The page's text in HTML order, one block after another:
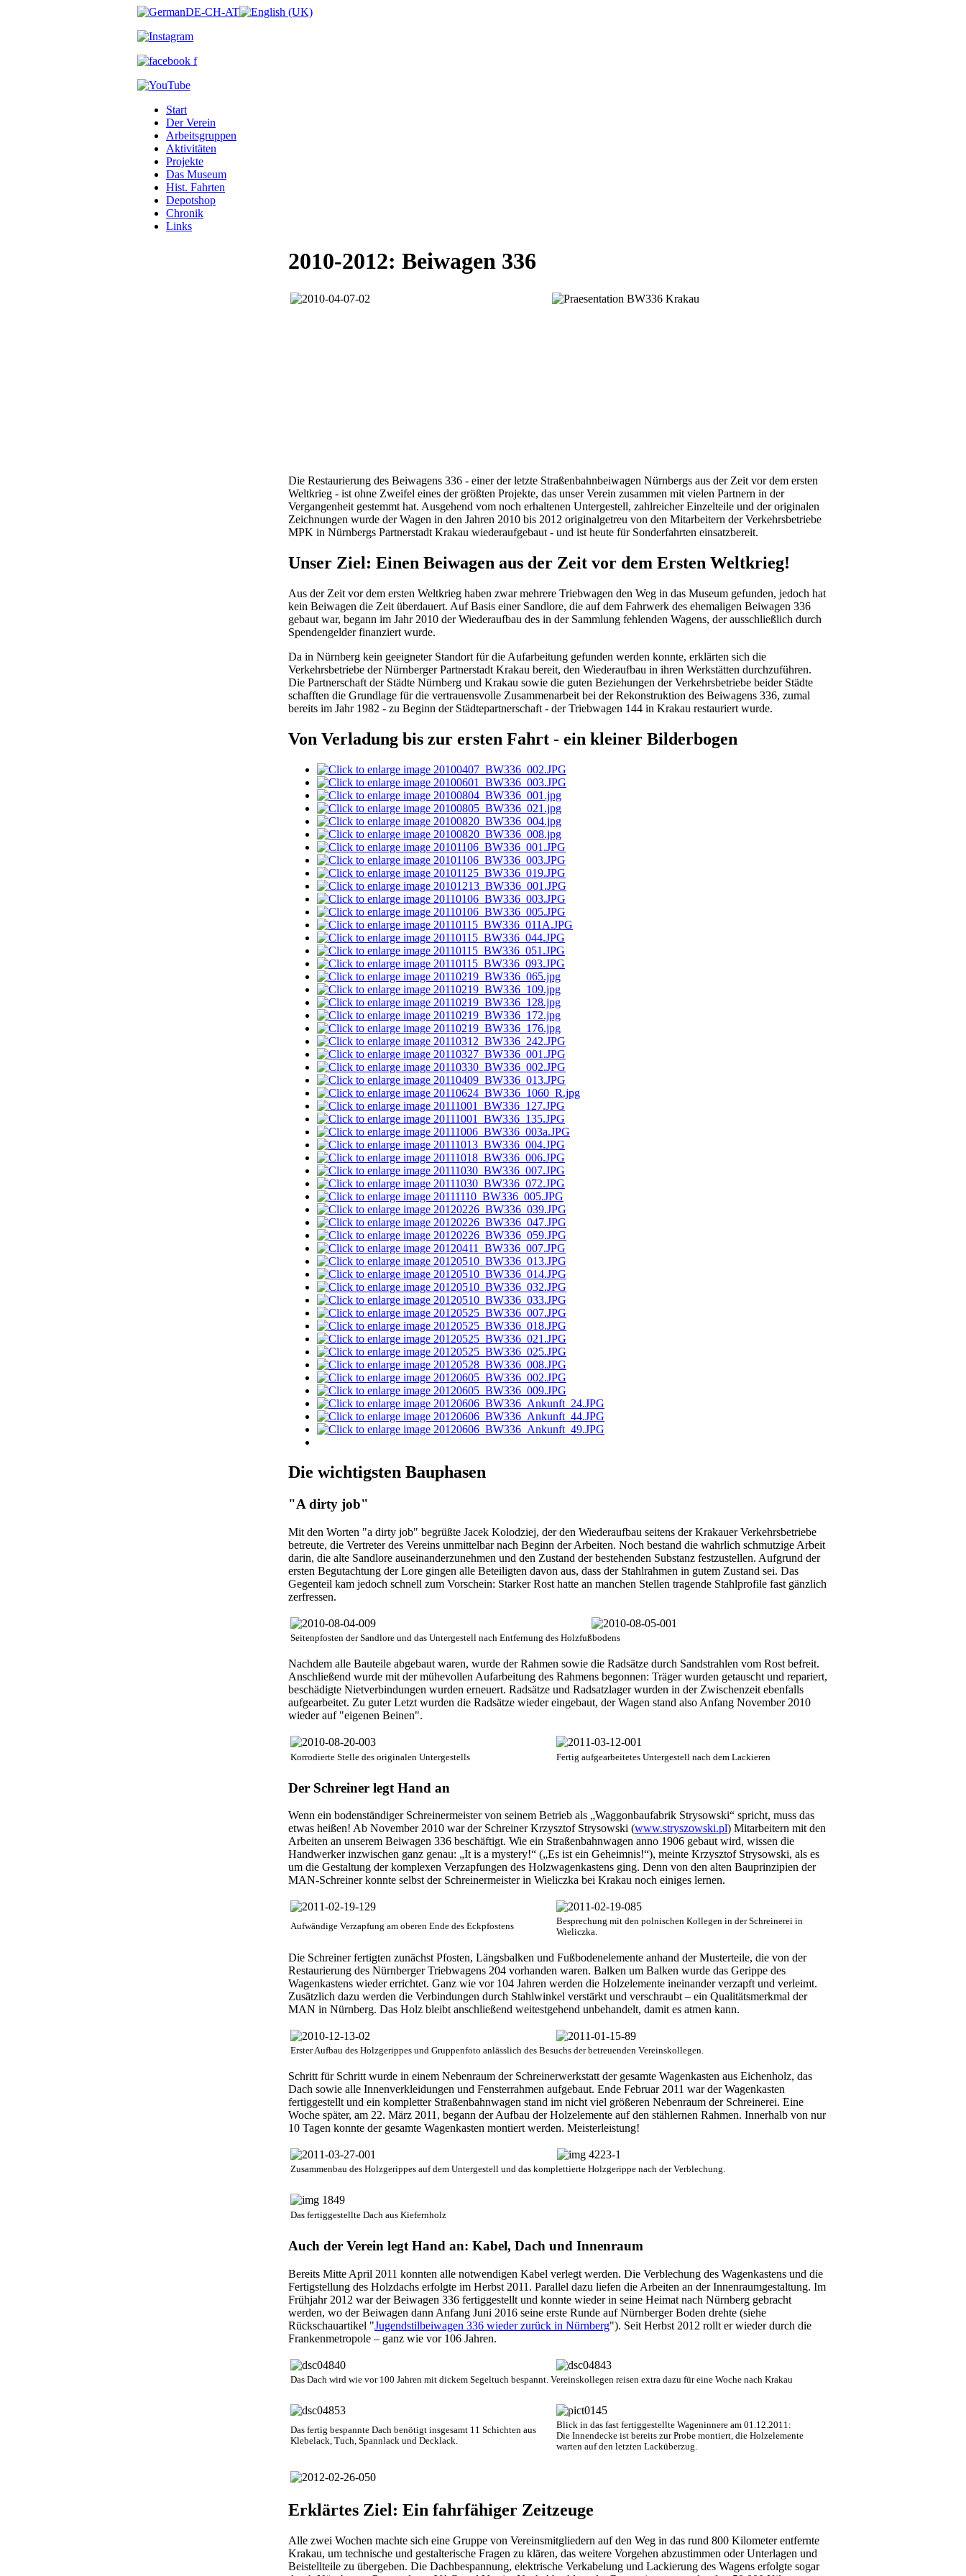
Start
Der Verein
Arbeitsgruppen
Aktivitäten
Projekte
Das Museum
Hist. Fahrten
Depotshop
Chronik
Links
2010-2012: Beiwagen 336
Die Restaurierung des Beiwagens 336 - einer der letzte Straßenbahnbeiwagen Nürnbergs aus der Zeit vor dem ersten
Weltkrieg - ist ohne Zweifel eines der größten Projekte, das unser Verein zusammen mit vielen Partnern in der
Vergangenheit gestemmt hat. Ausgehend vom noch erhaltenen Untergestell, zahlreicher Einzelteile und der originalen
Zeichnungen wurde der Wagen in den Jahren 2010 bis 2012 originalgetreu von den Mitarbeitern der Verkehrsbetriebe
MPK in Nürnbergs Partnerstadt Krakau wiederaufgebaut - und ist heute für Sonderfahrten einsatzbereit.
Unser Ziel: Einen Beiwagen aus der Zeit vor dem Ersten Weltkrieg!
Aus der Zeit vor dem ersten Weltkrieg haben zwar mehrere Triebwagen den Weg in das Museum gefunden, jedoch hat
kein Beiwagen die Zeit überdauert. Auf Basis einer Sandlore, die auf dem Fahrwerk des ehemaligen Beiwagen 336
gebaut war, begann im Jahr 2010 der Wiederaufbau des in der Sammlung fehlenden Wagens, der ausschließlich durch
Spendengelder finanziert wurde.
Da in Nürnberg kein geeigneter Standort für die Aufarbeitung gefunden werden konnte, erklärten sich die
Verkehrsbetriebe der Nürnberger Partnerstadt Krakau bereit, den Wiederaufbau in ihren Werkstätten durchzuführen.
Die Partnerschaft der Städte Nürnberg und Krakau sowie die guten Beziehungen der Verkehrsbetriebe beider Städte
schafften die Grundlage für die vertrauensvolle Zusammenarbeit bei der Rekonstruktion des Beiwagens 336, zumal
bereits im Jahr 1982 - zu Beginn der Städtepartnerschaft - der Triebwagen 144 in Krakau restauriert wurde.
Von Verladung bis zur ersten Fahrt - ein kleiner Bilderbogen
Die wichtigsten Bauphasen
"A dirty job"
Mit den Worten "a dirty job" begrüßte Jacek Kolodziej, der den Wiederaufbau seitens der Krakauer Verkehrsbetriebe
betreute, die Vertreter des Vereins unmittelbar nach Beginn der Arbeiten. Noch bestand die wahrlich schmutzige Arbeit
darin, die alte Sandlore auseinanderzunehmen und den Zustand der bestehenden Substanz festzustellen. Aufgrund der
ersten Begutachtung der Lore gingen alle Beteiligten davon aus, dass der Stahlrahmen in gutem Zustand sei. Das
Gegenteil kam jedoch schnell zum Vorschein: Starker Rost hatte an manchen Stellen tragende Stahlprofile fast gänzlich
zerfressen.
Seitenpfosten der Sandlore und das Untergestell nach Entfernung des Holzfußbodens
Nachdem alle Bauteile abgebaut waren, wurde der Rahmen sowie die Radsätze durch Sandstrahlen vom Rost befreit.
Anschließend wurde mit der mühevollen Aufarbeitung des Rahmens begonnen: Träger wurden getauscht und repariert,
beschädigte Nietverbindungen wurden erneuert. Radsätze und Radsatzlager wurden in der Zwischenzeit ebenfalls
aufgearbeitet. Zu guter Letzt wurden die Radsätze wieder eingebaut, der Wagen stand also Anfang November 2010
wieder auf "eigenen Beinen".
Korrodierte Stelle des originalen Untergestells Fertig aufgearbeitetes Untergestell nach dem Lackieren
Der Schreiner legt Hand an
Wenn ein bodenständiger Schreinermeister von seinem Betrieb als „Waggonbaufabrik Strysowski“ spricht, muss das
etwas heißen! Ab November 2010 war der Schreiner Krzysztof Strysowski (www.stryszowski.pl) Mitarbeitern mit den
Arbeiten an unserem Beiwagen 336 beschäftigt. Wie ein Straßenbahnwagen anno 1906 gebaut wird, wissen die
Handwerker inzwischen ganz genau: „It is a mystery!“ („Es ist ein Geheimnis!“), meinte Krzysztof Strysowski, als es
um die Gestaltung der komplexen Verzapfungen des Holzwagenkastens ging. Denn von den alten Bauprinzipien der
MAN-Schreiner konnte selbst der Schreinermeister in Wieliczka bei Krakau noch einiges lernen.
Aufwändige Verzapfung am oberen Ende des Eckpfostens
Besprechung mit den polnischen Kollegen in der Schreinerei in
Wieliczka.
Die Schreiner fertigten zunächst Pfosten, Längsbalken und Fußbodenelemente anhand der Musterteile, die von der
Restaurierung des Nürnberger Triebwagens 204 vorhanden waren. Balken um Balken wurde das Gerippe des
Wagenkastens wieder errichtet. Ganz wie vor 104 Jahren werden die Holzelemente ineinander verzapft und verleimt.
Zusätzlich dazu werden die Verbindungen durch Stahlwinkel verstärkt und verschraubt – ein Qualitätsmerkmal der
MAN in Nürnberg. Das Holz bleibt anschließend weitestgehend unbehandelt, damit es atmen kann.
Erster Aufbau des Holzgerippes und Gruppenfoto anlässlich des Besuchs der betreuenden Vereinskollegen.
Schritt für Schritt wurde in einem Nebenraum der Schreinerwerkstatt der gesamte Wagenkasten aus Eichenholz, das
Dach sowie alle Innenverkleidungen und Fensterrahmen aufgebaut. Ende Februar 2011 war der Wagenkasten
fertiggestellt und ein kompletter Straßenbahnwagen stand im nicht viel größeren Nebenraum der Schreinerei. Eine
Woche später, am 22. März 2011, begann der Aufbau der Holzelemente auf den stählernen Rahmen. Innerhalb von nur
10 Tagen konnte der gesamte Wagenkasten montiert werden. Meisterleistung!
Zusammenbau des Holzgerippes auf dem Untergestell und das komplettierte Holzgerippe nach der Verblechung.
Das fertiggestellte Dach aus Kiefernholz
Auch der Verein legt Hand an: Kabel, Dach und Innenraum
Bereits Mitte April 2011 konnten alle notwendigen Kabel verlegt werden. Die Verblechung des Wagenkastens und die
Fertigstellung des Holzdachs erfolgte im Herbst 2011. Parallel dazu liefen die Arbeiten an der Innenraumgestaltung. Im
Frühjahr 2012 war der Beiwagen 336 fertiggestellt und konnte wieder in seine Heimat nach Nürnberg gebracht
werden, wo der Beiwagen dann Anfang Juni 2016 seine erste Runde auf Nürnberger Boden drehte (siehe
Rückschauartikel "Jugendstilbeiwagen 336 wieder zurück in Nürnberg"). Seit Herbst 2012 rollt er wieder durch die
Frankenmetropole – ganz wie vor 106 Jahren.
Das Dach wird wie vor 100 Jahren mit dickem Segeltuch bespannt. Vereinskollegen reisen extra dazu für eine Woche nach Krakau
Das fertig bespannte Dach benötigt insgesamt 11 Schichten aus
Klebelack, Tuch, Spannlack und Decklack.
Blick in das fast fertiggestellte Wageninnere am 01.12.2011:
Die Innendecke ist bereits zur Probe montiert, die Holzelemente
warten auf den letzten Lacküberzug.
Erklärtes Ziel: Ein fahrfähiger Zeitzeuge
Alle zwei Wochen machte sich eine Gruppe von Vereinsmitgliedern auf den Weg in das rund 800 Kilometer entfernte
Krakau, um technische und gestalterische Fragen zu klären, das weitere Vorgehen abzustimmen oder Unterlagen und
Beistellteile zu übergeben. Die Dachbespannung, elektrische Verkabelung und Lackierung des Wagens erfolgte sogar